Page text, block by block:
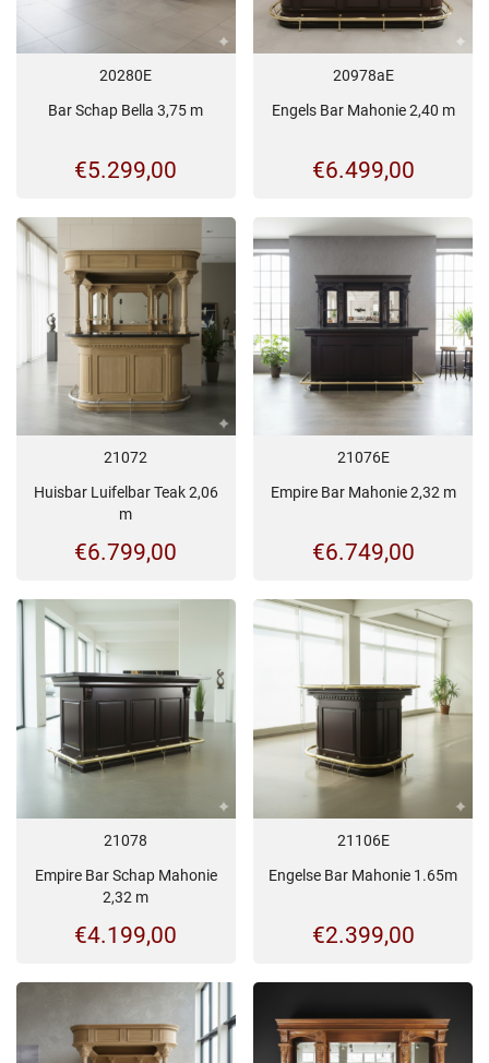
20280E
Bar Schap Bella 3,75 m
€5.299,00
20978aE
Engels Bar Mahonie 2,40 m
€6.499,00
21072
Huisbar Luifelbar Teak 2,06
m
€6.799,00
21076E
Empire Bar Mahonie 2,32 m
€6.749,00
21078
Empire Bar Schap Mahonie
2,32 m
€4.199,00
21106E
Engelse Bar Mahonie 1.65m
€2.399,00